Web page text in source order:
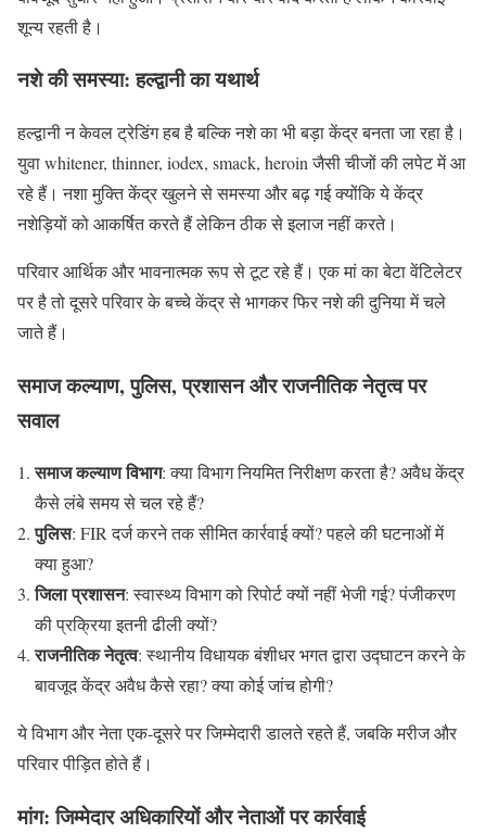
शून्य रहती है।
नशे की समस्या: हल्द्वानी का यथार्थ
हल्द्वानी न केवल ट्रेडिंग हब है बल्कि नशे का भी बड़ा केंद्र बनता जा रहा है।
युवा whitener, thinner, iodex, smack, heroin जैसी चीजों की लपेट में आ
रहे हैं। नशा मुक्ति केंद्र खुलने से समस्या और बढ़ गई क्योंकि ये केंद्र
नशेड़ियों को आकर्षित करते हैं लेकिन ठीक से इलाज नहीं करते।
परिवार आर्थिक और भावनात्मक रूप से टूट रहे हैं। एक मां का बेटा वेंटिलेटर
पर है तो दूसरे परिवार के बच्चे केंद्र से भागकर फिर नशे की दुनिया में चले
जाते हैं।
समाज कल्याण, पुलिस, प्रशासन और राजनीतिक नेतृत्व पर
सवाल
समाज कल्याण विभाग: क्या विभाग नियमित निरीक्षण करता है? अवैध केंद्र
कैसे लंबे समय से चल रहे हैं?
पुलिस: FIR दर्ज करने तक सीमित कार्रवाई क्यों? पहले की घटनाओं में
क्या हुआ?
जिला प्रशासन: स्वास्थ्य विभाग को रिपोर्ट क्यों नहीं भेजी गई? पंजीकरण
की प्रक्रिया इतनी ढीली क्यों?
राजनीतिक नेतृत्व: स्थानीय विधायक बंशीधर भगत द्वारा उद्घाटन करने के
बावजूद केंद्र अवैध कैसे रहा? क्या कोई जांच होगी?
ये विभाग और नेता एक-दूसरे पर जिम्मेदारी डालते रहते हैं, जबकि मरीज और
परिवार पीड़ित होते हैं।
मांग: जिम्मेदार अधिकारियों और नेताओं पर कार्रवाई